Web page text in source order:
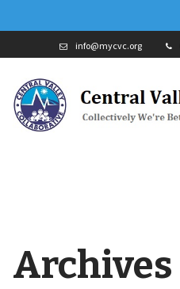
info@mycvc.org
Archives